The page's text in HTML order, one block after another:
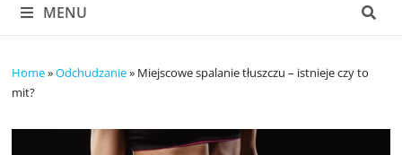
MENU
Home»Odchudzanie» Miejscowe spalanie tłuszczu – istnieje czy to
mit?